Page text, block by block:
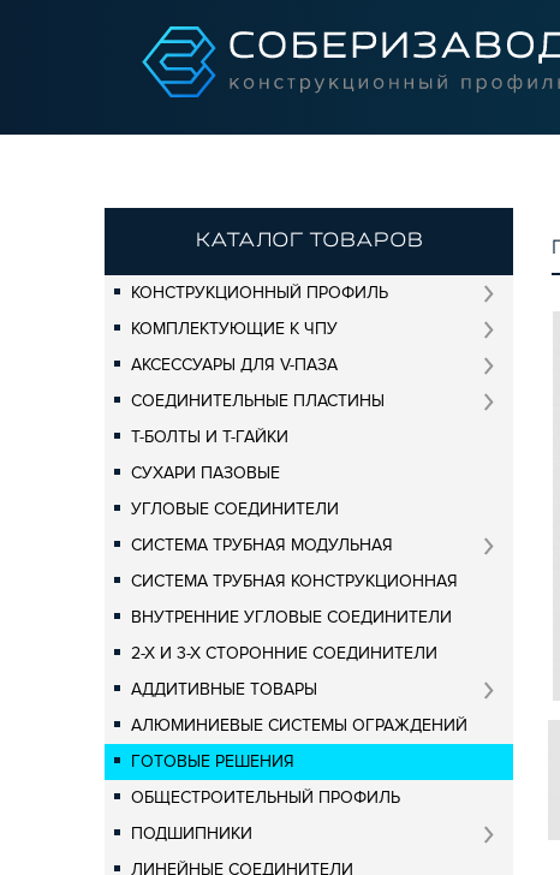
КАТАЛОГ ТОВАРОВ
КОНСТРУКЦИОННЫЙ ПРОФИЛЬ
КОМПЛЕКТУЮЩИЕ К ЧПУ
АКСЕССУАРЫ ДЛЯ V-ПАЗА
СОЕДИНИТЕЛЬНЫЕ ПЛАСТИНЫ
Т-БОЛТЫ И Т-ГАЙКИ
СУХАРИ ПАЗОВЫЕ
УГЛОВЫЕ СОЕДИНИТЕЛИ
СИСТЕМА ТРУБНАЯ МОДУЛЬНАЯ
СИСТЕМА ТРУБНАЯ КОНСТРУКЦИОННАЯ
ВНУТРЕННИЕ УГЛОВЫЕ СОЕДИНИТЕЛИ
2-Х И 3-Х СТОРОННИЕ СОЕДИНИТЕЛИ
АДДИТИВНЫЕ ТОВАРЫ
АЛЮМИНИЕВЫЕ СИСТЕМЫ ОГРАЖДЕНИЙ
ГОТОВЫЕ РЕШЕНИЯ
ОБЩЕСТРОИТЕЛЬНЫЙ ПРОФИЛЬ
ПОДШИПНИКИ
ЛИНЕЙНЫЕ СОЕДИНИТЕЛИ